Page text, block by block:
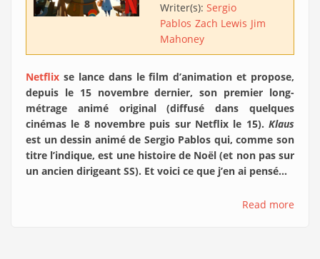
Writer(s): Sergio
Pablos Zach Lewis Jim
Mahoney
Netflix se lance dans le film d’animation et propose,
depuis le 15 novembre dernier, son premier long-
métrage animé original (diffusé dans quelques
cinémas le 8 novembre puis sur Netflix le 15). Klaus
est un dessin animé de Sergio Pablos qui, comme son
titre l’indique, est une histoire de Noël (et non pas sur
un ancien dirigeant SS). Et voici ce que j’en ai pensé…
Read more